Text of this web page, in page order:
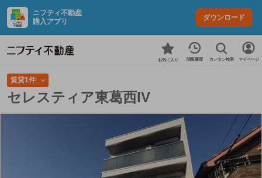
ニフティ不動産
購入アプリ
ダウンロード
お気に入り 閲覧履歴 カンタン検索 マイページ
賃貸1件
セレスティア東葛西IV